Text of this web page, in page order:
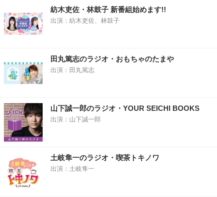
紡木吏佐・林鼓子 新番組始めます!!
出演：紡木吏佐、林鼓子
田丸篤志のラジオ・おもちゃのたまや
出演：田丸篤志
山下誠一郎のラジオ・YOUR SEICHI BOOKS
出演：山下誠一郎
土岐隼一のラジオ・喫茶トキノワ
出演：土岐隼一